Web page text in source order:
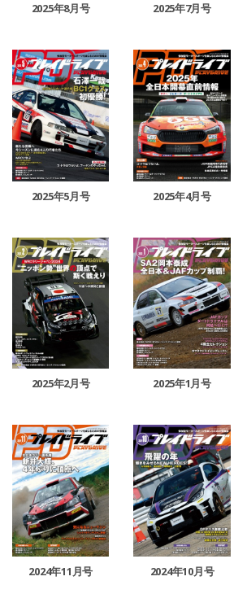
2025年8月号 2025年7月号
2025年5月号 2025年4月号
2025年2月号 2025年1月号
2024年11月号 2024年10月号